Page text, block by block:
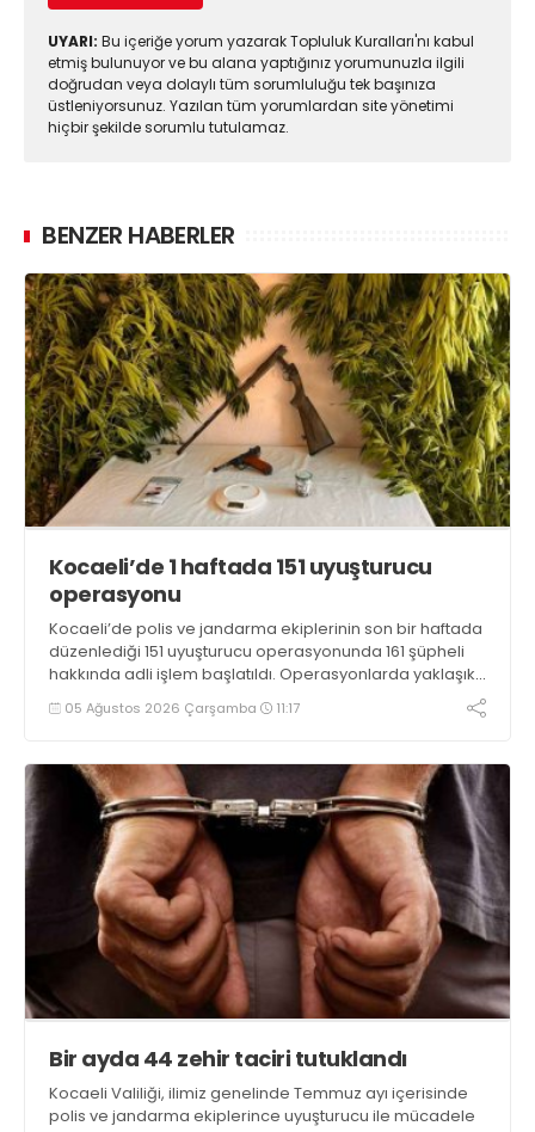
UYARI: Bu içeriğe yorum yazarak Topluluk Kuralları'nı kabul
etmiş bulunuyor ve bu alana yaptığınız yorumunuzla ilgili
doğrudan veya dolaylı tüm sorumluluğu tek başınıza
üstleniyorsunuz. Yazılan tüm yorumlardan site yönetimi
hiçbir şekilde sorumlu tutulamaz.
BENZER HABERLER
Kocaeli’de 1 haftada 151 uyuşturucu
operasyonu
Kocaeli’de polis ve jandarma ekiplerinin son bir haftada
düzenlediği 151 uyuşturucu operasyonunda 161 şüpheli
hakkında adli işlem başlatıldı. Operasyonlarda yaklaşık
2 kilogram uyuşturucu madde ile 121 kök kenevir bitkisi
ele geçirilirken, 9 şüpheli tutuklandı
05 Ağustos 2026 Çarşamba 11:17
Bir ayda 44 zehir taciri tutuklandı
Kocaeli Valiliği, ilimiz genelinde Temmuz ayı içerisinde
polis ve jandarma ekiplerince uyuşturucu ile mücadele